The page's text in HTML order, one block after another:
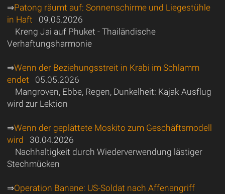
⇒Patong räumt auf: Sonnenschirme und Liegestühle
in Haft 09.05.2026
Kreng Jai auf Phuket - Thailändische
Verhaftungsharmonie
⇒Wenn der Beziehungsstreit in Krabi im Schlamm
endet 05.05.2026
Mangroven, Ebbe, Regen, Dunkelheit: Kajak-Ausflug
wird zur Lektion
⇒Wenn der geplättete Moskito zum Geschäftsmodell
wird 30.04.2026
Nachhaltigkeit durch Wiederverwendung lästiger
Stechmücken
⇒Operation Banane: US-Soldat nach Affenangriff